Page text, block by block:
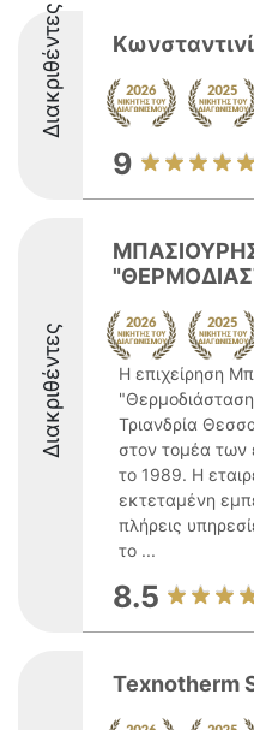
Διακριθέντες
9
Διακριθέντες
Η επιχείρηση
Τριανδρία
στον τομέα
το 1989. Η
εκτεταμένη
πλήρεις
το ...
8.5
Texnotherm